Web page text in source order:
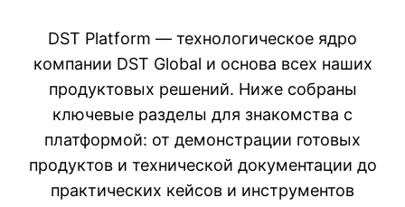
DST Platform — технологическое ядро
компании DST Global и основа всех наших
продуктовых решений. Ниже собраны
ключевые разделы для знакомства с
платформой: от демонстрации готовых
продуктов и технической документации до
практических кейсов и инструментов